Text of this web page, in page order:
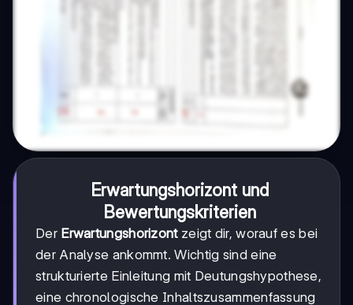
Erwartungshorizont und
Bewertungskriterien
Der Erwartungshorizontzeigt dir, worauf es bei
der Analyse ankommt. Wichtig sind eine
strukturierte Einleitung mit Deutungshypothese,
eine chronologische Inhaltszusammenfassung